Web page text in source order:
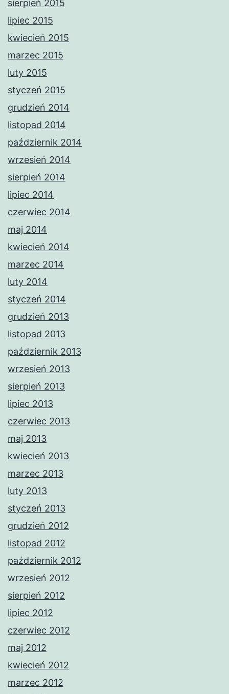
sierpień 2015
lipiec 2015
kwiecień 2015
marzec 2015
luty 2015
styczeń 2015
grudzień 2014
listopad 2014
październik 2014
wrzesień 2014
sierpień 2014
lipiec 2014
czerwiec 2014
maj 2014
kwiecień 2014
marzec 2014
luty 2014
styczeń 2014
grudzień 2013
listopad 2013
październik 2013
wrzesień 2013
sierpień 2013
lipiec 2013
czerwiec 2013
maj 2013
kwiecień 2013
marzec 2013
luty 2013
styczeń 2013
grudzień 2012
listopad 2012
październik 2012
wrzesień 2012
sierpień 2012
lipiec 2012
czerwiec 2012
maj 2012
kwiecień 2012
marzec 2012